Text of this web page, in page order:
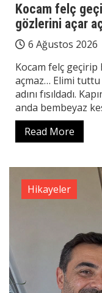
Kocam felç
gözlerini açar
6 Ağustos 2026
Kocam felç
açmaz… Elimi tuttu
adını fısıldadı.
anda bembeyaz
Read More
Hikayeler